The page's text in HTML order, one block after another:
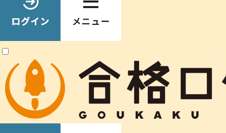
動画ライブラリーをご利用ください
オンライン講義の収録動画（計200本以上）を視聴できる
（特に初受験）の方に向けて、
「環境」「力学計算」の2科目
について一部の収録動画を順次「一般公開」いたします（計30
本程度）。期間限定で「一般公開」に設定している動画は、ユ
ーザーの皆様はご視聴頂けますので、是非、この期間にご視聴
ください。